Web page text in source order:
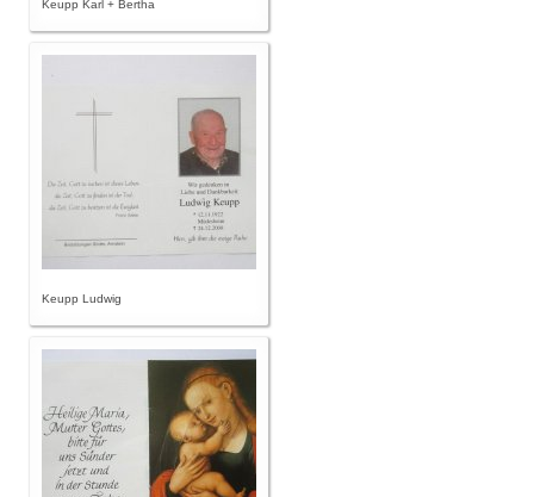
Keupp Karl + Bertha
Keupp Ludwig